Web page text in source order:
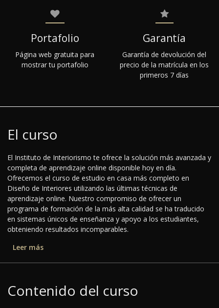
Portafolio
Página web gratuita para
mostrar tu portafolio
Garantía
Garantía de devolución del
precio de la matrícula en los
primeros 7 días
El curso
El Instituto de Interiorismo te ofrece la solución más avanzada y
completa de aprendizaje online disponible hoy en día.
Ofrecemos el curso de estudio en casa más completo en
Diseño de Interiores utilizando las últimas técnicas de
aprendizaje online. Nuestro compromiso de ofrecer un
programa de formación de la más alta calidad se ha traducido
en sistemas únicos de enseñanza y apoyo a los estudiantes,
obteniendo resultados incomparables.
Leer más
Contenido del curso